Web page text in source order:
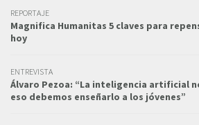
REPORTAJE
Magnifica Humanitas 5 claves para
hoy
ENTREVISTA
Álvaro Pezoa: “La inteligencia artificial
eso debemos enseñarlo a los jóvenes”